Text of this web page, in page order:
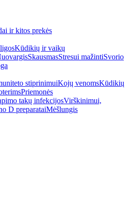
ir kitos prekės
Kūdikių ir vaikų
SkausmasStresui mažintiSvorio
stiprinimuiKojų venomsKūdikių
Priemonės
takų infekcijosVirškinimui,
D preparataiMėšlungis